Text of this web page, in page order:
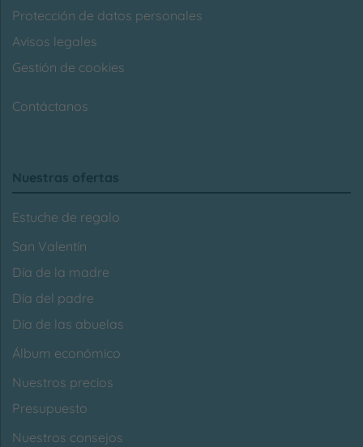
Protección de datos personales
Avisos legales
Gestión de cookies
Contáctanos
Nuestras ofertas
Estuche de regalo
San Valentín
Día de la madre
Día del padre
Día de las abuelas
Álbum económico
Nuestros precios
Presupuesto
Nuestros consejos